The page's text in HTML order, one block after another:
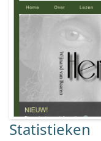
Statistieken